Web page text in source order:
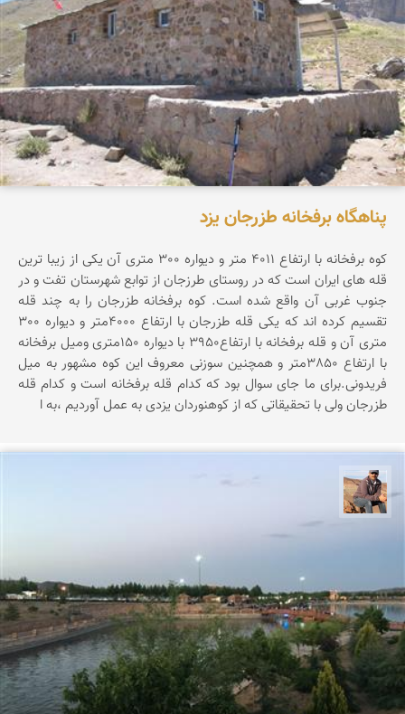
پناهگاه برفخانه طزرجان یزد
کوه برفخانه با ارتفاع 4011 متر و دیواره 300 متری آن یکی از زیبا ترین
قله های ایران است که در روستای طرزجان از توابع شهرستان تفت و در
جنوب غربی آن واقع شده است. کوه برفخانه طزرجان را به چند قله
تقسیم کرده اند که یکی قله طزرجان با ارتفاع 4000متر و دیواره 300
متری آن و قله برفخانه با ارتفاع3950 با دیواره 150متری ومیل برفخانه
با ارتفاع 3850متر و همچنین سوزنی معروف این کوه مشهور به میل
فریدونی.برای ما جای سوال بود که کدام قله برفخانه است و کدام قله
طزرجان ولی با تحقیقاتی که از کوهنوردان یزدی به عمل آوردیم ،به ا